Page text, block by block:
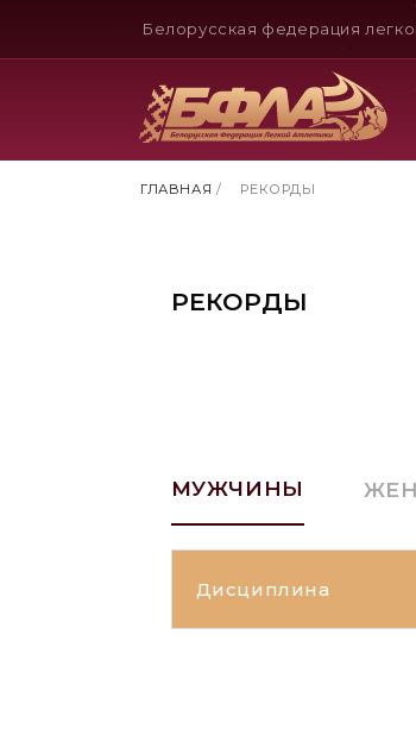
Белорусская федерация
ГЛАВНАЯ / РЕКОРДЫ
РЕКОРДЫ
МУЖЧИНЫ
Дисциплина